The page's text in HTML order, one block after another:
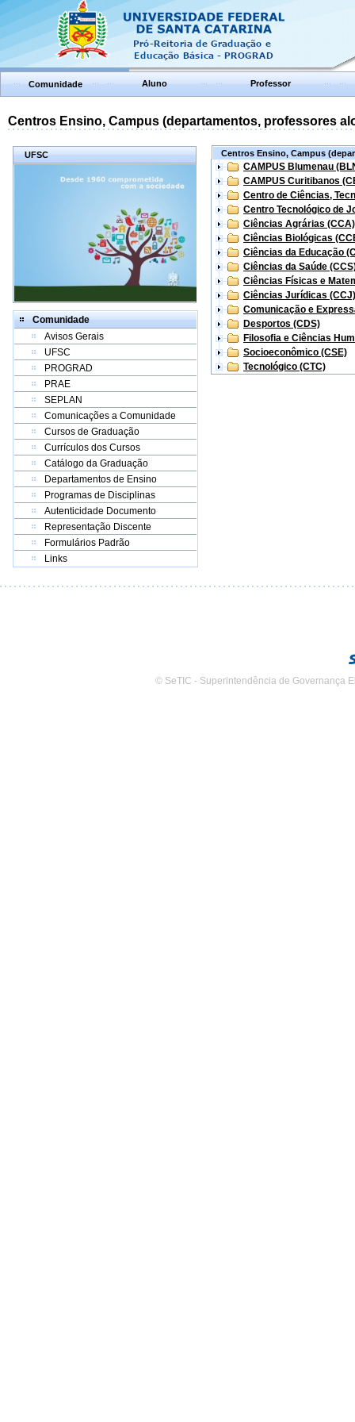
Comunidade Aluno Professor
Centros Ensino, Campus (departamentos, professores
UFSC
Comunidade
Avisos Gerais
UFSC
PROGRAD
PRAE
SEPLAN
Comunicações a Comunidade
Cursos de Graduação
Currículos dos Cursos
Catálogo da Graduação
Departamentos de Ensino
Programas de Disciplinas
Autenticidade Documento
Representação Discente
Formulários Padrão
Links
Centros Ensino, Campus
CAMPUS Blumenau
CAMPUS Curitibanos
Centro de Ciências,
Centro Tecnológico de
Ciências Agrárias (CCA)
Ciências Biológicas
Ciências da Educação
Ciências da Saúde
Ciências Físicas e
Ciências Jurídicas (CCJ)
Comunicação e
Desportos (CDS)
Filosofia e Ciências
Socioeconômico (CSE)
Tecnológico (CTC)
© SeTIC - Superintendência de Governança